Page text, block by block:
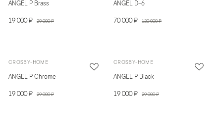
ANGEL P Brass
19 000 ₽ 29 000 ₽
ANGEL D-6
70 000 ₽ 120 000 ₽
CROSBY-HOME
ANGEL P Chrome
19 000 ₽ 29 000 ₽
CROSBY-HOME
ANGEL P Black
19 000 ₽ 29 000 ₽